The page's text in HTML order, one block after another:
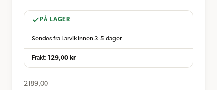
PÅ LAGER
Sendes fra Larvik innen 3-5 dager
Frakt: 129,00 kr
2189,00